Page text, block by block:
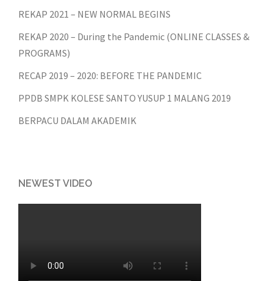
REKAP 2021 – NEW NORMAL BEGINS
REKAP 2020 – During the Pandemic (ONLINE CLASSES &
PROGRAMS)
RECAP 2019 – 2020: BEFORE THE PANDEMIC
PPDB SMPK KOLESE SANTO YUSUP 1 MALANG 2019
BERPACU DALAM AKADEMIK
NEWEST VIDEO